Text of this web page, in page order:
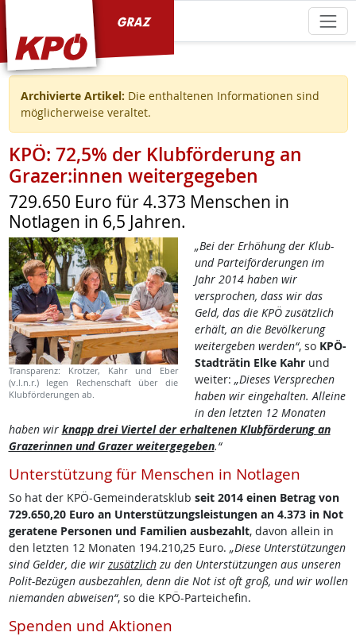
Archivierte Artikel: Die enthaltenen Informationen sind
möglicherweise veraltet.
KPÖ: 72,5% der Klubförderung an
Grazer:innen weitergegeben
729.650 Euro für 4.373 Menschen in
Notlagen in 6,5 Jahren.
Transparenz: Krotzer, Kahr und Eber
(v.l.n.r.) legen Rechenschaft über die
Klubförderungen ab.
„Bei der Erhöhung der Klub-
und Parteiförderungen im
Jahr 2014 haben wir
versprochen, dass wir das
Geld, das die KPÖ zusätzlich
erhält, an die Bevölkerung
weitergeben werden“, so KPÖ-
Stadträtin Elke Kahr und
weiter: „Dieses Versprechen
haben wir eingehalten. Alleine
in den letzten 12 Monaten
haben wir knapp drei Viertel der erhaltenen Klubförderung an
Grazerinnen und Grazer weitergegeben.“
Unterstützung für Menschen in Notlagen
So hat der KPÖ-Gemeinderatsklub seit 2014 einen Betrag von
729.650,20 Euro an Unterstützungsleistungen an 4.373 in Not
geratene Personen und Familien ausbezahlt, davon allein in
den letzten 12 Monaten 194.210,25 Euro. „Diese Unterstützungen
sind Gelder, die wirzusätzlichzu den Unterstützungen aus unseren
Polit-Bezügen ausbezahlen, denn die Not ist oft groß, und wir wollen
niemanden abweisen“, so die KPÖ-Parteichefin.
Spenden und Aktionen